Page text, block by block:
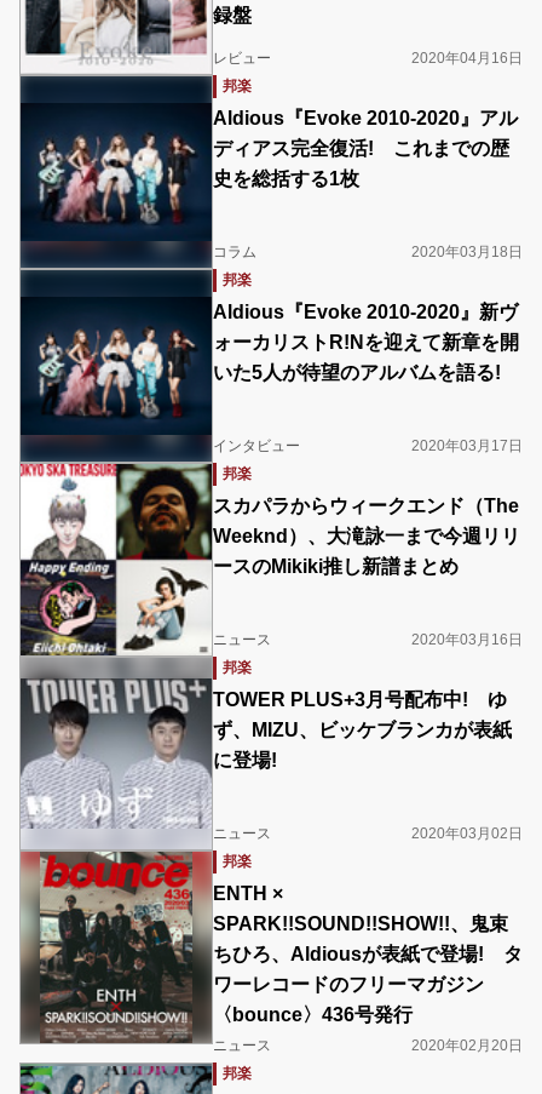
録盤
レビュー
2020年04月16日
邦楽
Aldious『Evoke 2010-2020』アル
ディアス完全復活! これまでの歴
史を総括する1枚
コラム
2020年03月18日
邦楽
Aldious『Evoke 2010-2020』新ヴ
ォーカリストR!Nを迎えて新章を開
いた5人が待望のアルバムを語る!
インタビュー
2020年03月17日
邦楽
スカパラからウィークエンド​（The
Weeknd）、大滝詠一まで今週リリ
ースのMikiki推し新譜まとめ
ニュース
2020年03月16日
邦楽
TOWER PLUS+3月号配布中! ゆ
ず、MIZU、ビッケブランカが表紙
に登場!
ニュース
2020年03月02日
邦楽
ENTH ×
SPARK!!SOUND!!SHOW!!、鬼束
ちひろ、Aldiousが表紙で登場! タ
ワーレコードのフリーマガジン
〈bounce〉436号発行
ニュース
2020年02月20日
邦楽